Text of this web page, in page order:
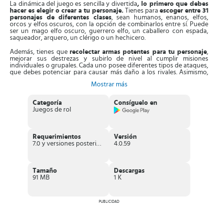
La dinámica del juego es sencilla y divertida, lo primero que debes
hacer es elegir o crear a tu personaje. Tienes para escoger entre 31
personajes de diferentes clases, sean humanos, enanos, elfos,
orcos y elfos oscuros, con la opción de combinarlos entre sí. Puede
ser un mago elfo oscuro, guerrero elfo, un caballero con espada,
saqueador, arquero, un clérigo o un hechicero.
Además, tienes que recolectar armas potentes para tu personaje,
mejorar sus destrezas y subirlo de nivel al cumplir misiones
individuales o grupales. Cada uno posee diferentes tipos de ataques,
que debes potenciar para causar más daño a los rivales. Asimismo,
combates individuales o con varios jugadores a la vez.
Los enfrentamientos son fáciles,ya que sus controles están
optimizados para equipos móviles.En el lado izquierdo de la
pantalla esta un joystick de movimiento y en el derecho está los
nombre. Desde la esquina superior derecha accedes a los menús,
inventarios y recursos disponibles.
. El recorrido lo puedes hacer caminando, en
teletransportadores y en diferentes criaturas voladoras. Es más,
Características de Lineage2M
Mostrar más
Categoría
Juegos de rol
Consíguelo en
Requerimientos
7.0 y versiones posteriores
Versión
4.0.59
Tamaño
91 MB
Descargas
1 K
PUBLICIDAD